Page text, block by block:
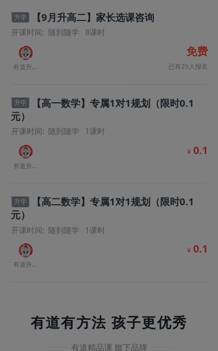
升学 【9月升高二】家长选课咨询
开课时间: 随到随学 8课时
有道升学规划师
免费
已有25人报名
升学
【高一数学】专属1对1规划（限时0.1
元）
开课时间: 随到随学 1课时
有道升学规划师
¥ 0.1
升学
【高二数学】专属1对1规划（限时0.1
元）
开课时间: 随到随学 1课时
有道升学规划师
¥ 0.1
有道有方法 孩子更优秀
有道精品课 旗下品牌